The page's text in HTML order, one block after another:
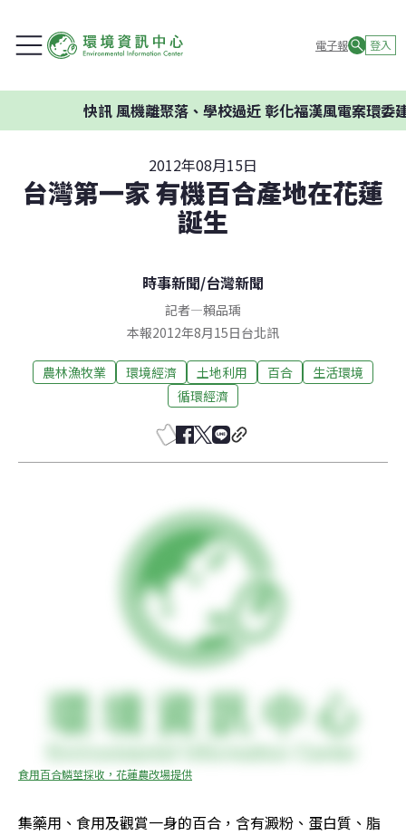
電子報 登入
快訊風機離聚落、學校過近 彰化福漢風電案環委建議
2012年08月15日
台灣第一家 有機百合產地在花蓮
誕生
時事新聞/台灣新聞
記者—賴品瑀
本報2012年8月15日台北訊
農林漁牧業 環境經濟 土地利用 百合
生活環境
循環經濟
食用百合鱗莖採收，花蓮農改場提供
集藥用、食用及觀賞一身的百合，含有澱粉、蛋白質、脂